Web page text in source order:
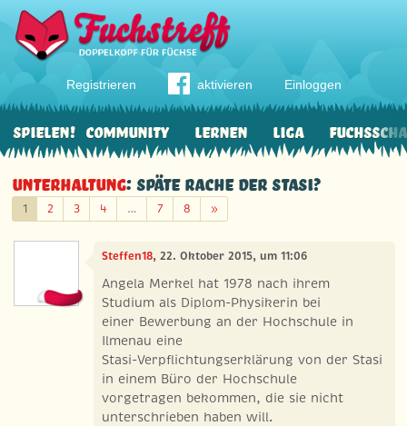
Registrieren aktivieren Einloggen
Community Lernen Liga
Spielen!
Unterhaltung: Späte Rache der STASI?
1 2 3 4 … 7 8 »Weiter
Steffen18, 22. Oktober 2015, um 11:06
Angela Merkel hat 1978 nach ihrem
Studium als Diplom-Physikerin bei
einer Bewerbung an der Hochschule in
Ilmenau eine
Stasi-Verpflichtungserklärung von der Stasi
in einem Büro der Hochschule
vorgetragen bekommen, die sie nicht
unterschrieben haben will.